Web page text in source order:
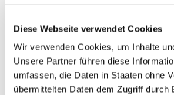
Diese Webseite verwendet Cookies
Wir verwenden Cookies, um Inhalte
Unsere Partner führen diese
umfassen, die Daten in Staaten ohne
übermittelten Daten dem Zugriff